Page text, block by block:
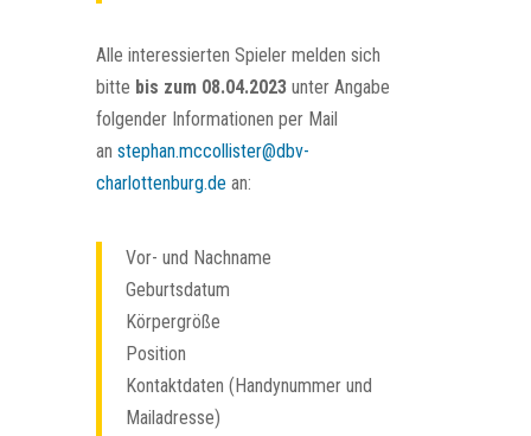
Alle interessierten Spieler melden sich
bitte bis zum 08.04.2023 unter Angabe
folgender Informationen per Mail
an stephan.mccollister@dbv-
charlottenburg.de an:
Vor- und Nachname
Geburtsdatum
Körpergröße
Position
Kontaktdaten (Handynummer und
Mailadresse)